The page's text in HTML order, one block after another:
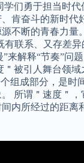
学们勇于担当时代
肯奋斗的新时代
不断的青春力量
有联系、又存差
”来解释“节奏”问
＂被引人舞台领域
组成部分，是时
所谓＂速度＂
内所经过的距离